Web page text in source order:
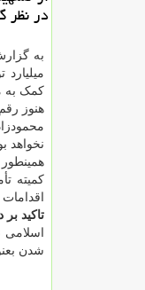
در
به
کمک به
هنوز
نخواهد
کمیته
تاکید
شدن